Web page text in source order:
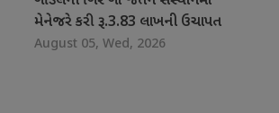
મેનેજરે કરી રૂ.3.83 લાખની ઉચાપત
August 05, Wed, 2026